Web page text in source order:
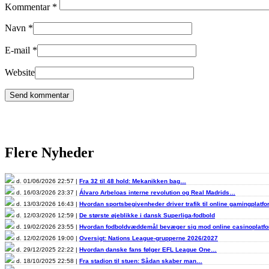
Kommentar *
Navn *
E-mail *
Website
Flere Nyheder
d. 01/06/2026 22:57 | Fra 32 til 48 hold: Mekanikken bag…
d. 16/03/2026 23:37 | Álvaro Arbeloas interne revolution og Real Madrids…
d. 13/03/2026 16:43 | Hvordan sportsbegivenheder driver trafik til online
d. 12/03/2026 12:59 | De største øjeblikke i dansk Superliga-fodbold
d. 19/02/2026 23:55 | Hvordan fodboldvæddemål bevæger sig mod online
d. 12/02/2026 19:00 | Oversigt: Nations League-grupperne 2026/2027
d. 29/12/2025 22:22 | Hvordan danske fans følger EFL League One…
d. 18/10/2025 22:58 | Fra stadion til stuen: Sådan skaber man…